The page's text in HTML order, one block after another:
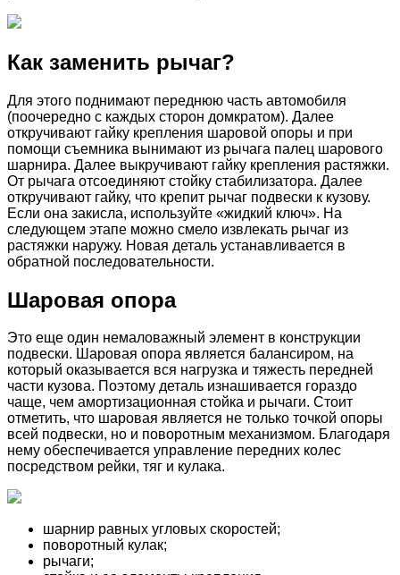
Как заменить рычаг?
Для этого поднимают переднюю часть автомобиля
(поочередно с каждых сторон домкратом). Далее
откручивают гайку крепления шаровой опоры и при
помощи съемника вынимают из рычага палец шарового
шарнира. Далее выкручивают гайку крепления растяжки.
От рычага отсоединяют стойку стабилизатора. Далее
откручивают гайку, что крепит рычаг подвески к кузову.
Если она закисла, используйте «жидкий ключ». На
следующем этапе можно смело извлекать рычаг из
растяжки наружу. Новая деталь устанавливается в
обратной последовательности.
Шаровая опора
Это еще один немаловажный элемент в конструкции
подвески. Шаровая опора является балансиром, на
который оказывается вся нагрузка и тяжесть передней
части кузова. Поэтому деталь изнашивается гораздо
чаще, чем амортизационная стойка и рычаги. Стоит
отметить, что шаровая является не только точкой опоры
всей подвески, но и поворотным механизмом. Благодаря
нему обеспечивается управление передних колес
посредством рейки, тяг и кулака.
шарнир равных угловых скоростей;
поворотный кулак;
рычаги;